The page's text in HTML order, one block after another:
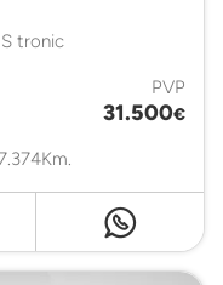
tronic
PVP
31.500€